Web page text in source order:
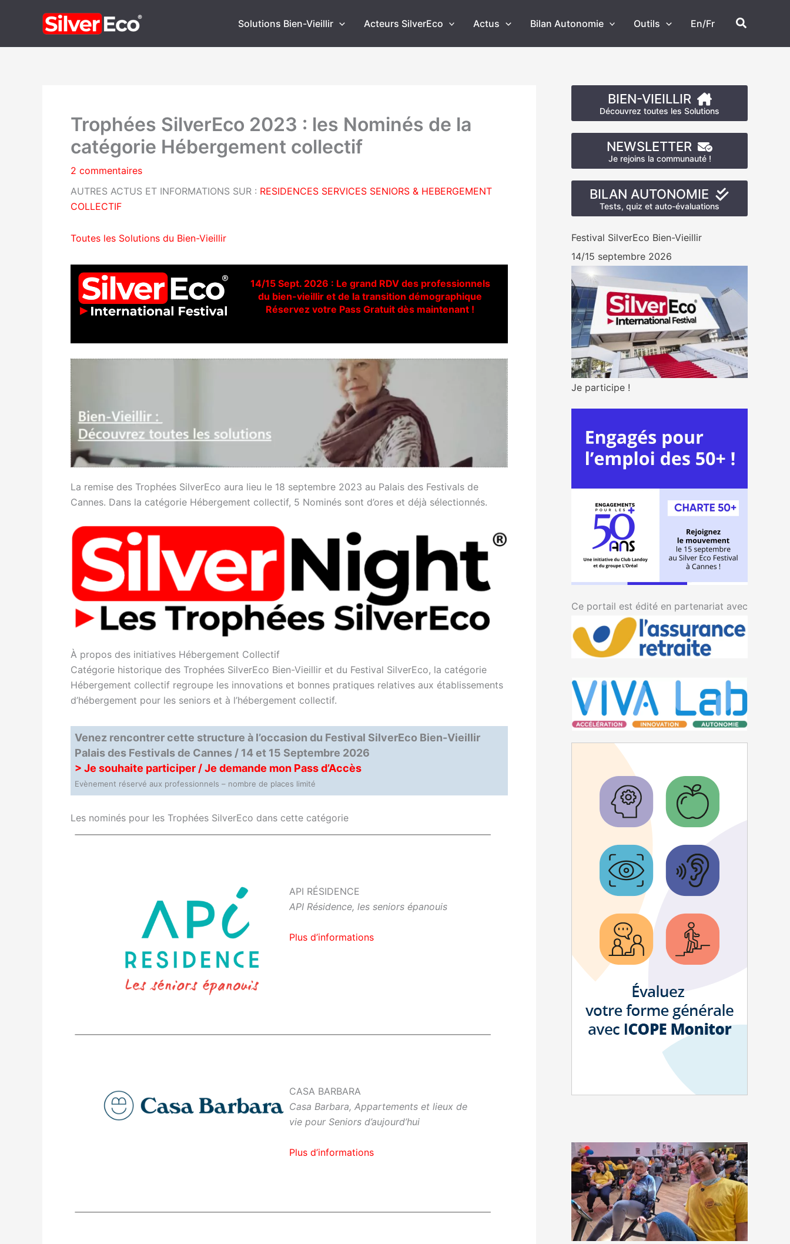
Solutions Bien-Vieillir Acteurs SilverEco Actus Bilan Autonomie Outils En/Fr
Trophées SilverEco 2023 : les Nominés de la
catégorie Hébergement collectif
2 commentaires
AUTRES ACTUS ET INFORMATIONS SUR : RESIDENCES SERVICES SENIORS & HEBERGEMENT
COLLECTIF
Toutes les Solutions du Bien-Vieillir
14/15 Sept. 2026 : Le grand RDV des professionnels
du bien-vieillir et de la transition démographique
Réservez votre Pass Gratuit dès maintenant !
La remise des Trophées SilverEco aura lieu le 18 septembre 2023 au Palais des Festivals de
Cannes. Dans la catégorie Hébergement collectif, 5 Nominés sont d’ores et déjà sélectionnés.
À propos des initiatives Hébergement Collectif
Catégorie historique des Trophées SilverEco Bien-Vieillir et du Festival SilverEco, la catégorie
Hébergement collectif regroupe les innovations et bonnes pratiques relatives aux établissements
d’hébergement pour les seniors et à l’hébergement collectif.
Venez rencontrer cette structure à l’occasion du Festival SilverEco Bien-Vieillir
Palais des Festivals de Cannes / 14 et 15 Septembre 2026
> Je souhaite participer / Je demande mon Pass d’Accès
Evènement réservé aux professionnels – nombre de places limité
Les nominés pour les Trophées SilverEco dans cette catégorie
API RÉSIDENCE
API Résidence, les seniors épanouis
Plus d’informations
CASA BARBARA
Casa Barbara, Appartements et lieux de
vie pour Seniors d’aujourd’hui
Plus d’informations
BIEN-VIEILLIR
Découvrez toutes les Solutions
NEWSLETTER
Je rejoins la communauté !
BILAN AUTONOMIE
Tests, quiz et auto-évaluations
Festival SilverEco Bien-Vieillir
14/15 septembre 2026
Je participe !
Ce portail est édité en partenariat avec